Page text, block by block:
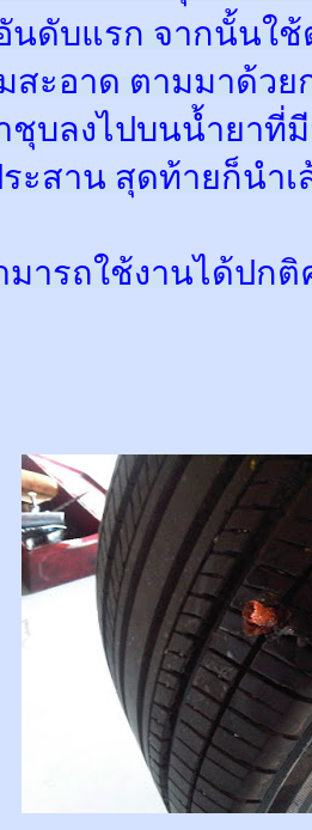
นดับแรก จากนั้นใ
สะอาด ตามมาด้วย
ชุบลงไปบนน้ำยาที่
ะสาน สุดท้ายก็นำเ
ารถใช้งานได้ปกติ